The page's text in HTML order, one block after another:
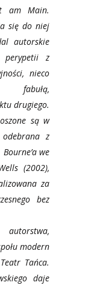
am Main.
się do niej
autorskie
perypetii z
nieco
fabułą,
drugiego.
są w
z
we
(2002),
za
bez
modern
Tańca.
daje